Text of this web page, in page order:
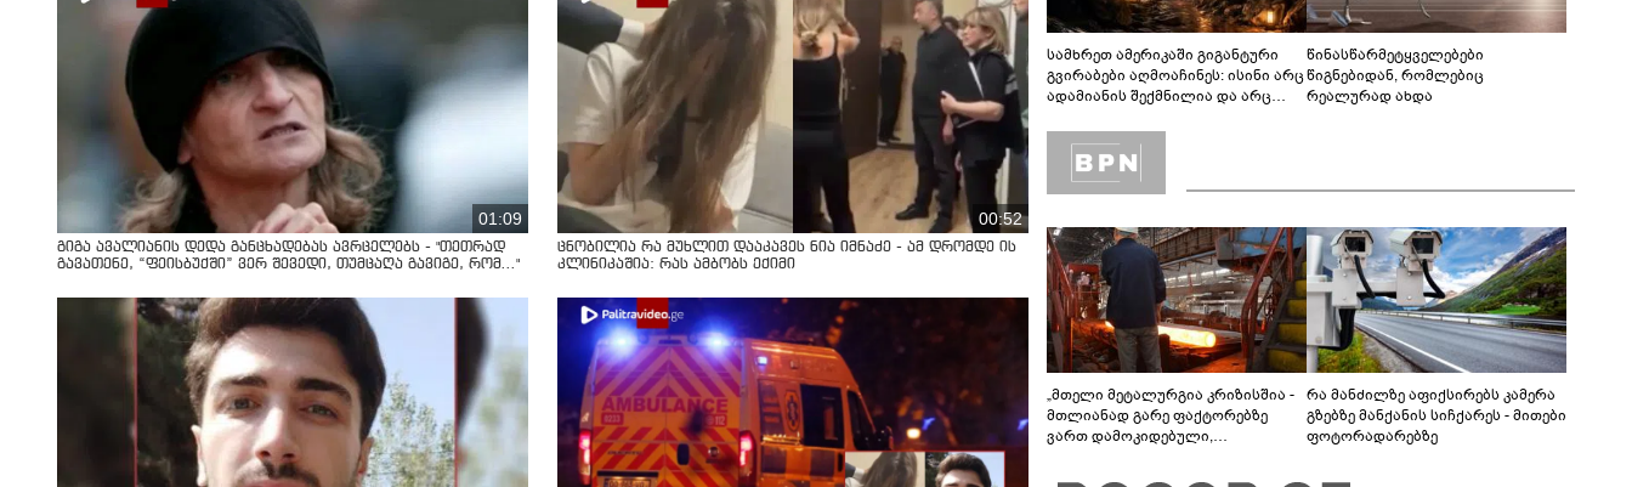
01:09
გიგა ავალიანის დედა განცხადებას ავრცელებს - "თეთრად
გავათენე, “ფეისბუქში” ვერ შევედი, თუმცაღა გავიგე, რომ..."
00:52
ცნობილია რა მუხლით დააკავეს ნია იმნაძე - ამ დრომდე ის
კლინიკაშია: რას ამბობს ექიმი
სამხრეთ ამერიკაში გიგანტური
გვირაბები აღმოაჩინეს: ისინი არც
ადამიანის შექმნილია და არც
ლაბირინთები?
წინასწარმეტყველებები
წიგნებიდან, რომლებიც
რეალურად ახდა
„მთელი მეტალურგია კრიზისშია -
მთლიანად გარე ფაქტორებზე
ვართ დამოკიდებული,
რა მანძილზე აფიქსირებს კამერა
გზებზე მანქანის სიჩქარეს - მითები
ფოტორადარებზე